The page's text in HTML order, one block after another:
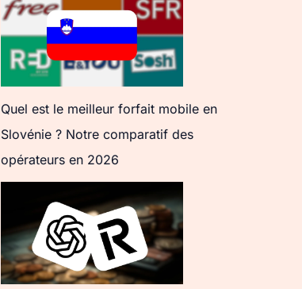
Quel est le meilleur forfait mobile en
Slovénie ? Notre comparatif des
opérateurs en 2026